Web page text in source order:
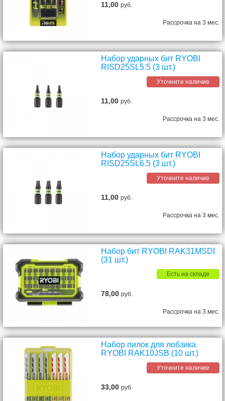
11,00руб.
Рассрочка на 3 мес.
Набор ударных бит RYOBI
RISD25SL5.5 (3 шт.)
Уточните наличие
11,00руб.
Рассрочка на 3 мес.
Набор ударных бит RYOBI
RISD25SL6.5 (3 шт.)
Уточните наличие
11,00руб.
Рассрочка на 3 мес.
Набор бит RYOBI RAK31MSDI
(31 шт.)
Есть на складе
78,00руб.
Рассрочка на 3 мес.
Набор пилок для лобзика
RYOBI RAK10JSB (10 шт.)
Уточните наличие
33,00руб.